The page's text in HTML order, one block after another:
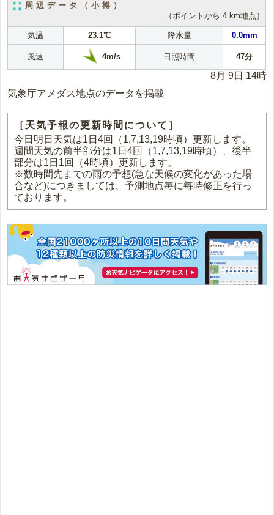
周辺データ（小樽）
（ポイントから 4 km地点）
気温 23.1℃ 降水量 0.0mm
風速 4m/s 日照時間 47分
8月 9日 14時
気象庁アメダス地点のデータを掲載
［天気予報の更新時間について］
今日明日天気は1日4回（1,7,13,19時頃）更新します。
週間天気の前半部分は1日4回（1,7,13,19時頃）、後半
部分は1日1回（4時頃）更新します。
※数時間先までの雨の予想(急な天候の変化があった場
合など)につきましては、予測地点毎に毎時修正を行っ
ております。